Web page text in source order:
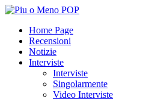
Home Page
Recensioni
Notizie
Interviste
Interviste
Singolarmente
Video Interviste